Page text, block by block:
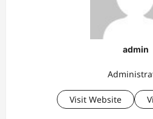
admin
Visit Website